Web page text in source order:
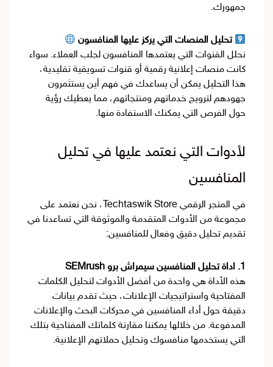
جمهورك.
تحليل المنصات التي يركز عليها المنافسون
نحلل القنوات التي يعتمدها المنافسون لجلب العملاء. سواء
كانت منصات إعلانية رقمية أو قنوات تسويقية تقليدية،
هذا التحليل يمكن أن يساعدك في فهم أين يستثمرون
جهودهم لترويج خدماتهم ومنتجاتهم، مما يعطيك رؤية
حول الفرص التي يمكنك الاستفادة منها.
لأدوات التي نعتمد عليها في تحليل
المنافسين
في المتجر الرقمي Techtaswik Store، نحن نعتمد على
مجموعة من الأدوات المتقدمة والموثوقة التي تساعدنا في
تقديم تحليل دقيق وفعال للمنافسين:
1. اداة تحليل المنافسين سيمراش برو SEMrush
هذه الأداة هي واحدة من أفضل الأدوات لتحليل الكلمات
المفتاحية واستراتيجيات الإعلانات، حيث تقدم بيانات
دقيقة حول أداء المنافسين في محركات البحث والإعلانات
المدفوعة. من خلالها يمكننا مقارنة كلماتك المفتاحية بتلك
التي يستخدمها منافسوك وتحليل حملاتهم الإعلانية.